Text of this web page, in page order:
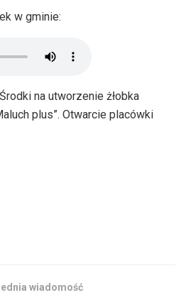
w gminie:
na utworzenie żłobka
plus”. Otwarcie placówki
wiadomość